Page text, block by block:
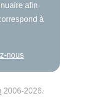
afin
à
nous
2006-2026.